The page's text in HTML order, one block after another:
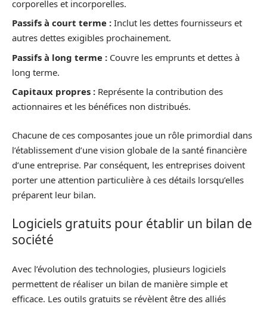
corporelles et incorporelles.
Passifs à court terme : Inclut les dettes fournisseurs et
autres dettes exigibles prochainement.
Passifs à long terme : Couvre les emprunts et dettes à
long terme.
Capitaux propres : Représente la contribution des
actionnaires et les bénéfices non distribués.
Chacune de ces composantes joue un rôle primordial dans
l’établissement d’une vision globale de la santé financière
d’une entreprise. Par conséquent, les entreprises doivent
porter une attention particulière à ces détails lorsqu’elles
préparent leur bilan.
Logiciels gratuits pour établir un bilan de
société
Avec l’évolution des technologies, plusieurs logiciels
permettent de réaliser un bilan de manière simple et
efficace. Les outils gratuits se révèlent être des alliés